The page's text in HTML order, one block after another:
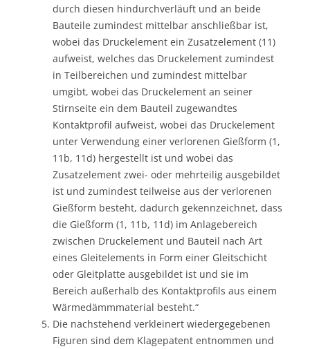
durch diesen hindurchverläuft und an beide
Bauteile zumindest mittelbar anschließbar ist,
wobei das Druckelement ein Zusatzelement (11)
aufweist, welches das Druckelement zumindest
in Teilbereichen und zumindest mittelbar
umgibt, wobei das Druckelement an seiner
Stirnseite ein dem Bauteil zugewandtes
Kontaktprofil aufweist, wobei das Druckelement
unter Verwendung einer verlorenen Gießform (1,
11b, 11d) hergestellt ist und wobei das
Zusatzelement zwei- oder mehrteilig ausgebildet
ist und zumindest teilweise aus der verlorenen
Gießform besteht, dadurch gekennzeichnet, dass
die Gießform (1, 11b, 11d) im Anlagebereich
zwischen Druckelement und Bauteil nach Art
eines Gleitelements in Form einer Gleitschicht
oder Gleitplatte ausgebildet ist und sie im
Bereich außerhalb des Kontaktprofils aus einem
Wärmedämmmaterial besteht.“
Die nachstehend verkleinert wiedergegebenen
Figuren sind dem Klagepatent entnommen und